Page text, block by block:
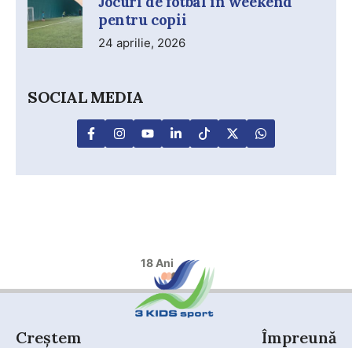
pentru copii
24 aprilie, 2026
SOCIAL MEDIA
18 Ani
Creștem Împreună